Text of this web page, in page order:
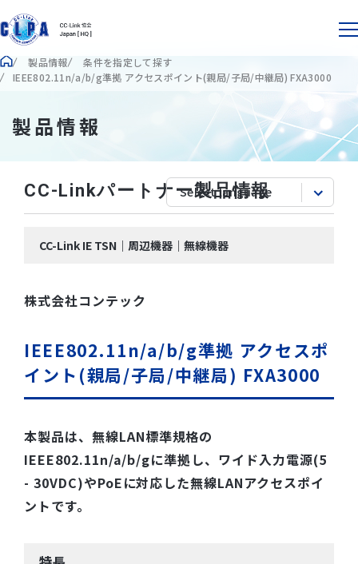
製品情報
条件を指定して探す
IEEE802.11n/a/b/g準拠 アクセスポイント(親局/子局/中継局) FXA3000
製品情報
CC-Linkパートナー製品情報
CC-Link IE TSN｜周辺機器｜無線機器
株式会社コンテック
IEEE802.11n/a/b/g準拠 アクセスポ
イント(親局/子局/中継局) FXA3000
本製品は、無線LAN標準規格の
IEEE802.11n/a/b/gに準拠し、ワイド入力電源(5
- 30VDC)やPoEに対応した無線LANアクセスポイ
ントです。